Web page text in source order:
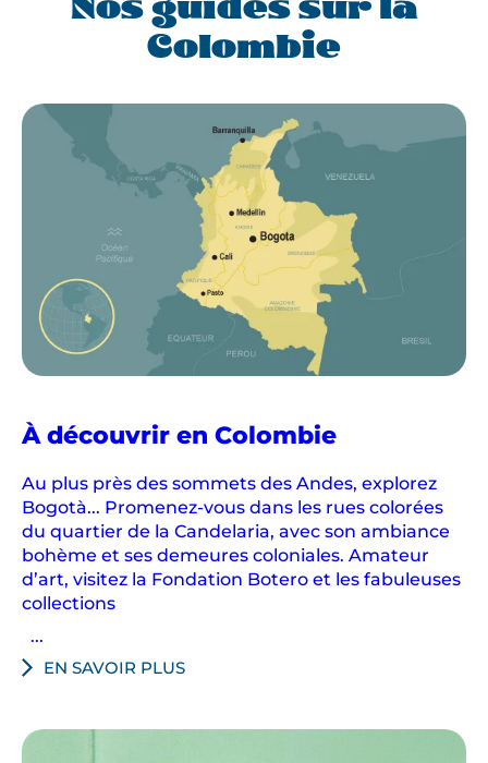
Nos guides sur la
Colombie
À découvrir en Colombie
Au plus près des sommets des Andes, explorez
Bogotà... Promenez-vous dans les rues colorées
du quartier de la Candelaria, avec son ambiance
bohème et ses demeures coloniales. Amateur
d’art, visitez la Fondation Botero et les fabuleuses
collections
...
EN SAVOIR PLUS